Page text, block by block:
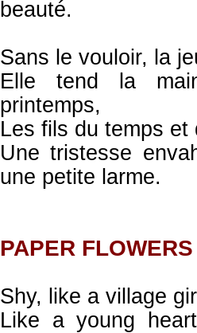
beauté.
Sans le vouloir, la
Elle tend la
printemps,
Les fils du temps
Une tristesse
une petite larme.
PAPER
Shy, like a village
Like a young